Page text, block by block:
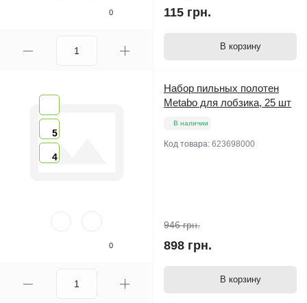
0 115 грн.
В корзину
5
4
0
Набор пильных полотен
Metabo для лобзика, 25 шт
В наличии
Код товара: 623698000
946 грн.
898 грн.
В корзину